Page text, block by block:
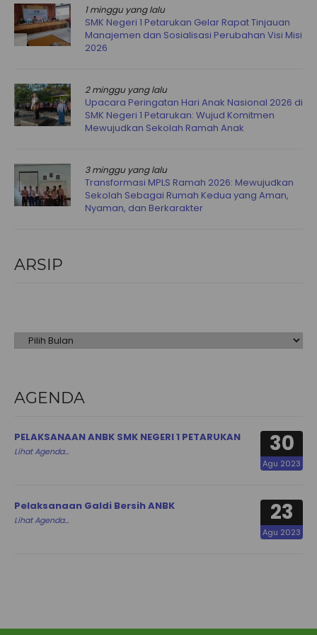
1 minggu yang lalu
SMK Negeri 1 Petarukan Gelar Rapat Tinjauan
Manajemen dan Sosialisasi Perubahan Visi Misi
2026
2 minggu yang lalu
Upacara Peringatan Hari Anak Nasional 2026 di
SMK Negeri 1 Petarukan: Wujud Komitmen
Mewujudkan Sekolah Ramah Anak
3 minggu yang lalu
Transformasi MPLS Ramah 2026: Mewujudkan
Sekolah Sebagai Rumah Kedua yang Aman,
Nyaman, dan Berkarakter
ARSIP
AGENDA
30
Agu 2023
PELAKSANAAN ANBK SMK NEGERI 1 PETARUKAN
Lihat Agenda...
23
Agu 2023
Pelaksanaan Galdi Bersih ANBK
Lihat Agenda...